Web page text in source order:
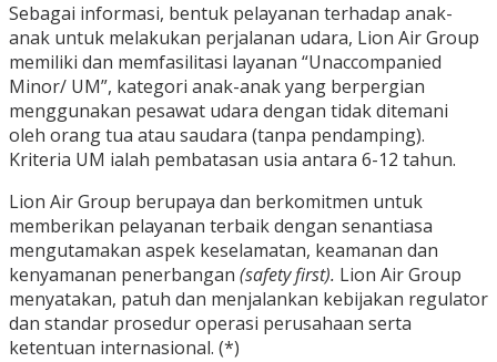
Sebagai informasi, bentuk pelayanan terhadap anak-
anak untuk melakukan perjalanan udara, Lion Air Group
memiliki dan memfasilitasi layanan “Unaccompanied
Minor/ UM”, kategori anak-anak yang berpergian
menggunakan pesawat udara dengan tidak ditemani
oleh orang tua atau saudara (tanpa pendamping).
Kriteria UM ialah pembatasan usia antara 6-12 tahun.
Lion Air Group berupaya dan berkomitmen untuk
memberikan pelayanan terbaik dengan senantiasa
mengutamakan aspek keselamatan, keamanan dan
kenyamanan penerbangan (safety first). Lion Air Group
menyatakan, patuh dan menjalankan kebijakan regulator
dan standar prosedur operasi perusahaan serta
ketentuan internasional. (*)